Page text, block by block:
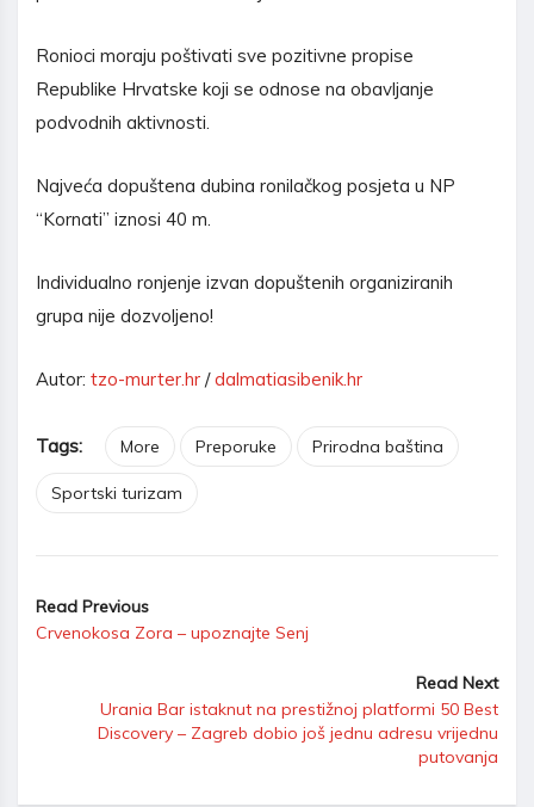
Ronioci moraju poštivati sve pozitivne propise
Republike Hrvatske koji se odnose na obavljanje
podvodnih aktivnosti.
Najveća dopuštena dubina ronilačkog posjeta u NP
“Kornati” iznosi 40 m.
Individualno ronjenje izvan dopuštenih organiziranih
grupa nije dozvoljeno!
Autor: tzo-murter.hr /dalmatiasibenik.hr
Tags: More Preporuke Prirodna baština
Sportski turizam
Read Previous
Crvenokosa Zora – upoznajte Senj
Read Next
Urania Bar istaknut na prestižnoj platformi 50 Best
Discovery – Zagreb dobio još jednu adresu vrijednu
putovanja